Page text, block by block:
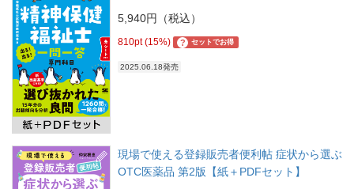
5,940円（税込）
810pt (15%) ? セットでお得
2025.06.18発売
現場で使える登録販売者便利帖 症状から選ぶ
OTC医薬品 第2版【紙＋PDFセット】